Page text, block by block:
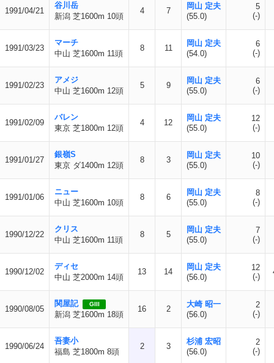
1991/04/21
谷川岳
新潟 芝1600m 10頭
4 7
岡山 定夫
(55.0)
5
(-)
1991/03/23
マーチ
中山 芝1600m 11頭
8 11
岡山 定夫
(54.0)
6
(-)
1991/02/23
アメジ
中山 芝1600m 12頭
5 9
岡山 定夫
(55.0)
6
(-)
1991/02/09
バレン
東京 芝1800m 12頭
4 12
岡山 定夫
(55.0)
12
(-)
1991/01/27
銀嶺S
東京 ダ1400m 12頭
8 3
岡山 定夫
(55.0)
10
(-)
1991/01/06
ニュー
中山 芝1600m 10頭
8 6
岡山 定夫
(55.0)
8
(-)
1990/12/22
クリス
中山 芝1600m 11頭
8 5
岡山 定夫
(55.0)
7
(-)
1990/12/02
ディセ
中山 芝2000m 14頭
13 14
岡山 定夫
(56.0)
12
(-)
1990/08/05
関屋記 GIII
新潟 芝1600m 18頭
16 2
大崎 昭一
(56.0)
2
(-)
1990/06/24
吾妻小
福島 芝1800m 8頭
2 3
杉浦 宏昭
(56.0)
2
(-)